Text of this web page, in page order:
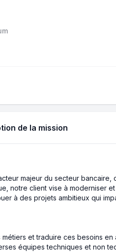
de la mission
majeur du secteur
notre client vise à moderniser
à des projets ambitieux qui
métiers et traduire ces besoins
équipes techniques et non